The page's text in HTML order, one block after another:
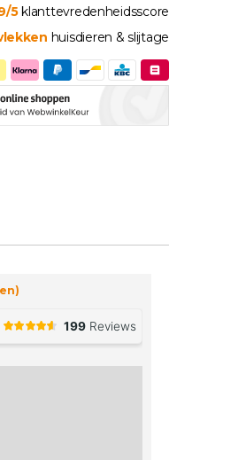
5 klanttevredenheidsscore
huisdieren & slijtage